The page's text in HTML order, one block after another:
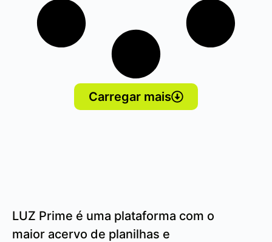
Carregar mais
LUZ Prime é uma plataforma com o
maior acervo de planilhas e